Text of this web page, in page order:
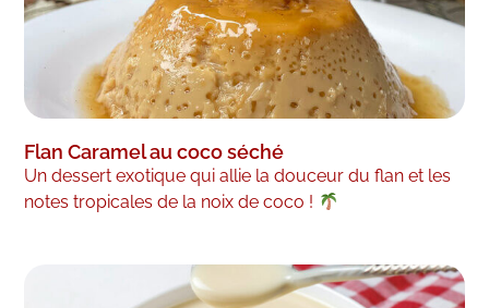
Flan Caramel au coco séché
Un dessert exotique qui allie la douceur du flan et les
notes tropicales de la noix de coco !